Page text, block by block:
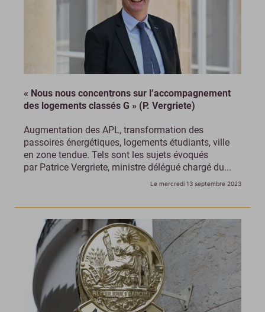
« Nous nous concentrons sur l’accompagnement
des logements classés G » (P. Vergriete)
Augmentation des APL, transformation des
passoires énergétiques, logements étudiants, ville
en zone tendue. Tels sont les sujets évoqués
par Patrice Vergriete, ministre délégué chargé du...
Le mercredi 13 septembre 2023